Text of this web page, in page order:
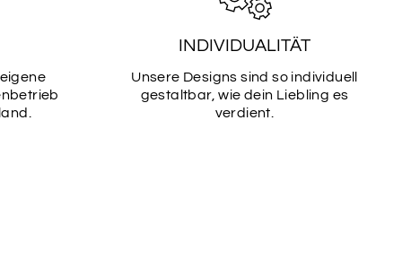
INDIVIDUALITÄT
Unsere Designs sind so individuell
gestaltbar, wie dein Liebling es
verdient.